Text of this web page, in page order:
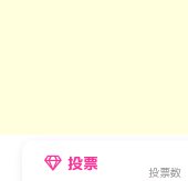
投票 投票数